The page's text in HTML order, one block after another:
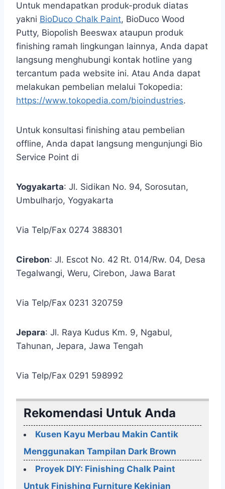
Untuk mendapatkan produk-produk diatas
yakni BioDuco Chalk Paint, BioDuco Wood
Putty, Biopolish Beeswax ataupun produk
finishing ramah lingkungan lainnya, Anda dapat
langsung menghubungi kontak hotline yang
tercantum pada website ini. Atau Anda dapat
melakukan pembelian melalui Tokopedia:
https://www.tokopedia.com/bioindustries.
Untuk konsultasi finishing atau pembelian
offline, Anda dapat langsung mengunjungi Bio
Service Point di
Yogyakarta: Jl. Sidikan No. 94, Sorosutan,
Umbulharjo, Yogyakarta
Via Telp/Fax 0274 388301
Cirebon: Jl. Escot No. 42 Rt. 014/Rw. 04, Desa
Tegalwangi, Weru, Cirebon, Jawa Barat
Via Telp/Fax 0231 320759
Jepara: Jl. Raya Kudus Km. 9, Ngabul,
Tahunan, Jepara, Jawa Tengah
Via Telp/Fax 0291 598992
Rekomendasi Untuk Anda
Kusen Kayu Merbau Makin Cantik
Menggunakan Tampilan Dark Brown
Proyek DIY: Finishing Chalk Paint
Untuk Finishing Furniture Kekinian